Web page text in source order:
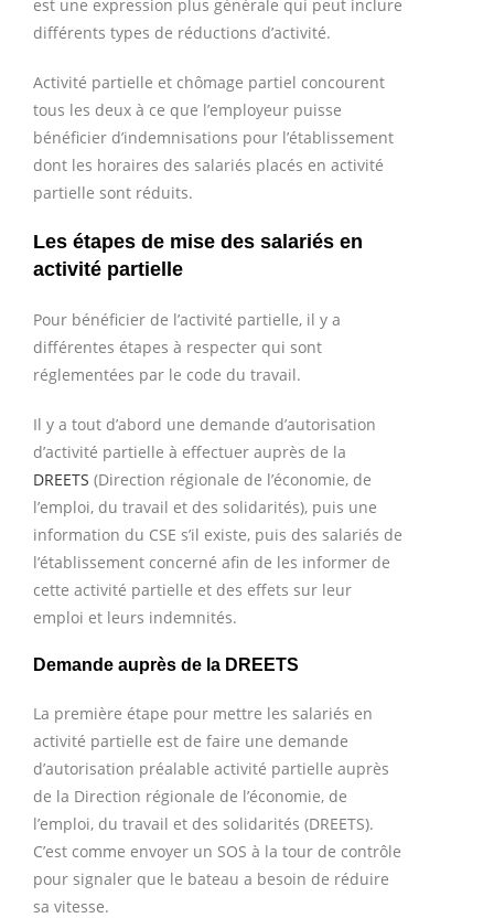
est une expression plus générale qui peut inclure
différents types de réductions d’activité.
Activité partielle et chômage partiel concourent
tous les deux à ce que l’employeur puisse
bénéficier d’indemnisations pour l’établissement
dont les horaires des salariés placés en activité
partielle sont réduits.
Les étapes de mise des salariés en
activité partielle
Pour bénéficier de l’activité partielle, il y a
différentes étapes à respecter qui sont
réglementées par le code du travail.
Il y a tout d’abord une demande d’autorisation
d’activité partielle à effectuer auprès de la
DREETS (Direction régionale de l’économie, de
l’emploi, du travail et des solidarités), puis une
information du CSE s’il existe, puis des salariés de
l’établissement concerné afin de les informer de
cette activité partielle et des effets sur leur
emploi et leurs indemnités.
Demande auprès de la DREETS
La première étape pour mettre les salariés en
activité partielle est de faire une demande
d’autorisation préalable activité partielle auprès
de la Direction régionale de l’économie, de
l’emploi, du travail et des solidarités (DREETS).
C’est comme envoyer un SOS à la tour de contrôle
pour signaler que le bateau a besoin de réduire
sa vitesse.